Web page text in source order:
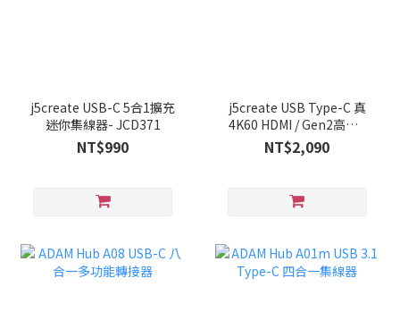
j5create USB-C 5合1擴充
迷你集線器- JCD371
NT$990
j5create USB Type-C 真
4K60 HDMI / Gen2高速9
合1多功能集線器Hub /
SD4.0高速讀卡 - JCD393
NT$2,090